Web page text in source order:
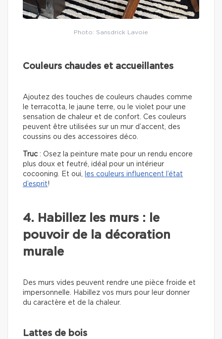
Photo: Sansdrick Lavoie
Couleurs chaudes et accueillantes
Ajoutez des touches de couleurs chaudes comme
le terracotta, le jaune terre, ou le violet pour une
sensation de chaleur et de confort. Ces couleurs
peuvent être utilisées sur un mur d’accent, des
coussins ou des accessoires déco.
Truc : Osez la peinture mate pour un rendu encore
plus doux et feutré, idéal pour un intérieur
cocooning. Et oui,
les couleurs influencent l’état
d’esprit!
4. Habillez les murs : le
pouvoir de la décoration
murale
Des murs vides peuvent rendre une pièce froide et
impersonnelle. Habillez vos murs pour leur donner
du caractère et de la chaleur.
Lattes de bois